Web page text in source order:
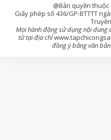
@Bản quyền thuộc
Giấy phép số 436/GP-BTTTT
Mọi hành động sử dụng nội dung
tử tại địa chỉ
đồng ý bằng văn